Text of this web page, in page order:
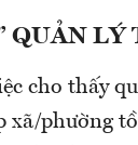
QUẢN LÝ
cho thấy
xã/phường